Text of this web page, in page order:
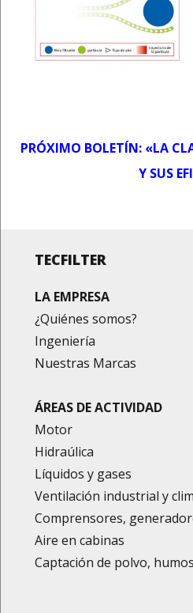
PRÓXIMO BOLETÍN: «LA
Y SUS
TECFILTER
LA EMPRESA
¿Quiénes somos?
Ingeniería
Nuestras Marcas
ÁREAS DE ACTIVIDAD
Motor
Hidraúlica
Líquidos y gases
Ventilación industrial y
Comprensores,
Aire en cabinas
Captación de polvo,